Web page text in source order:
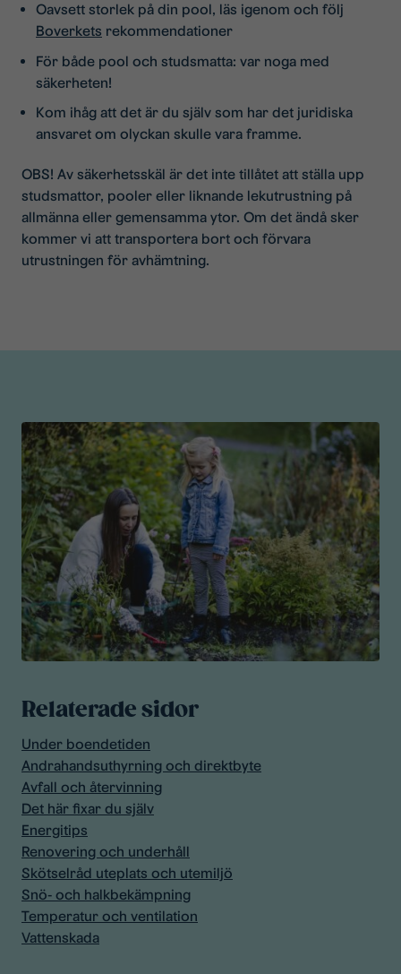
Oavsett storlek på din pool, läs igenom och följ
Boverkets rekommendationer
För både pool och studsmatta: var noga med
säkerheten!
Kom ihåg att det är du själv som har det juridiska
ansvaret om olyckan skulle vara framme.
OBS! Av säkerhetsskäl är det inte tillåtet att ställa upp
studsmattor, pooler eller liknande lekutrustning på
allmänna eller gemensamma ytor. Om det ändå sker
kommer vi att transportera bort och förvara
utrustningen för avhämtning.
Relaterade sidor
Under boendetiden
Andrahandsuthyrning och direktbyte
Avfall och återvinning
Det här fixar du själv
Energitips
Renovering och underhåll
Skötselråd uteplats och utemiljö
Snö- och halkbekämpning
Temperatur och ventilation
Vattenskada